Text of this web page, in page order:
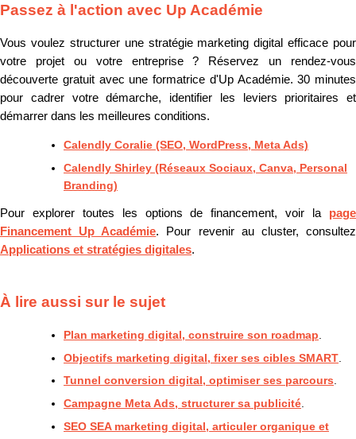
Passez à l'action avec Up Académie
Vous voulez structurer une stratégie marketing digital efficace pour
votre projet ou votre entreprise ? Réservez un rendez-vous
découverte gratuit avec une formatrice d'Up Académie. 30 minutes
pour cadrer votre démarche, identifier les leviers prioritaires et
démarrer dans les meilleures conditions.
Calendly Coralie (SEO, WordPress, Meta Ads)
Calendly Shirley (Réseaux Sociaux, Canva, Personal
Branding)
Pour explorer toutes les options de financement, voir la page
Financement Up Académie. Pour revenir au cluster, consultez
Applications et stratégies digitales.
À lire aussi sur le sujet
Plan marketing digital, construire son roadmap
Objectifs marketing digital, fixer ses cibles SMART
Tunnel conversion digital, optimiser ses parcours.
Campagne Meta Ads, structurer sa publicité
SEO SEA marketing digital, articuler organique et